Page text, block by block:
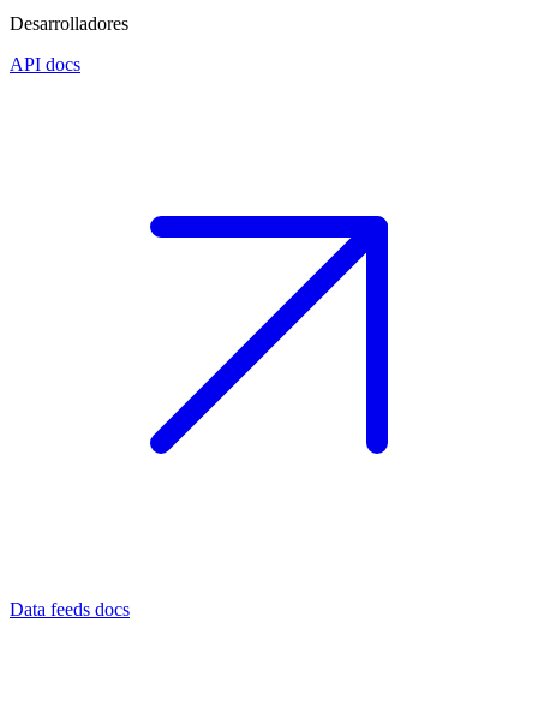
Desarrolladores
API docs
Data feeds docs